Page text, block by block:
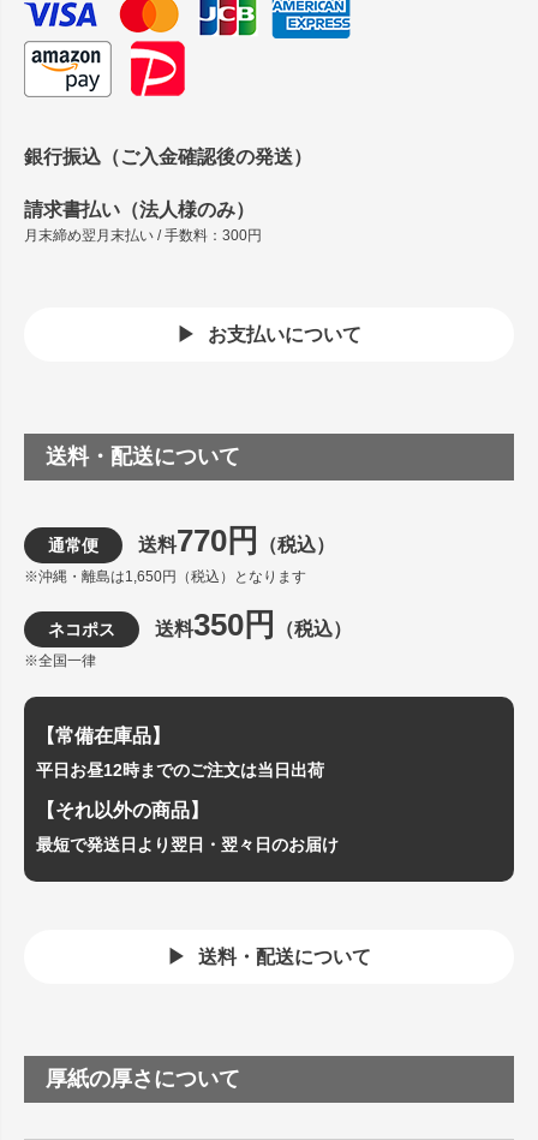
銀行振込（ご入金確認後の発送）
請求書払い（法人様のみ）
月末締め翌月末払い / 手数料：300円
お支払いについて
送料・配送について
通常便 送料770円 （税込）
※沖縄・離島は1,650円（税込）となります
ネコポス 送料350円 （税込）
※全国一律
【常備在庫品】
平日お昼12時までのご注文は当日出荷
【それ以外の商品】
最短で発送日より翌日・翌々日のお届け
送料・配送について
厚紙の厚さについて